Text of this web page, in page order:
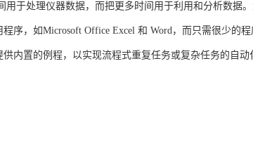
用于处理仪器数据，而把更多时间用于利用和分析数据
序，如Microsoft Office Excel 和 Word，而只需很少的
内置的例程，以实现流程式重复任务或复杂任务的自